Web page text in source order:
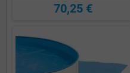
70,25 €